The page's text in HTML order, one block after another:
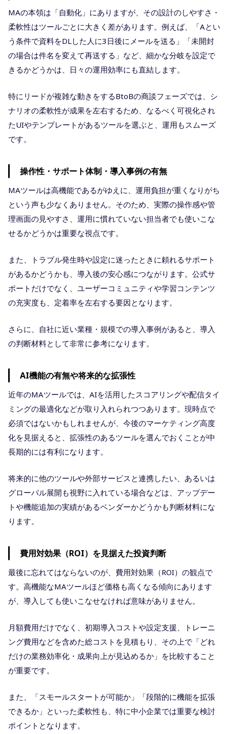
MAの本領は「自動化」にありますが、その設計のしやすさ・
柔軟性はツールごとに大きく差があります。例えば、「Aとい
う条件で資料をDLした人に3日後にメールを送る」「未開封
の場合は件名を変えて再送する」など、細かな分岐を設定で
きるかどうかは、日々の運用効率にも直結します。
特にリードが複雑な動きをするBtoBの商談フェーズでは、シ
ナリオの柔軟性が成果を左右するため、なるべく可視化され
たUIやテンプレートがあるツールを選ぶと、運用もスムーズ
です。
操作性・サポート体制・導入事例の有無
MAツールは高機能であるがゆえに、運用負担が重くなりがち
という声も少なくありません。そのため、実際の操作感や管
理画面の見やすさ、運用に慣れていない担当者でも使いこな
せるかどうかは重要な視点です。
また、トラブル発生時や設定に迷ったときに頼れるサポート
があるかどうかも、導入後の安心感につながります。公式サ
ポートだけでなく、ユーザーコミュニティや学習コンテンツ
の充実度も、定着率を左右する要因となります。
さらに、自社に近い業種・規模での導入事例があると、導入
の判断材料として非常に参考になります。
AI機能の有無や将来的な拡張性
近年のMAツールでは、AIを活用したスコアリングや配信タイ
ミングの最適化などが取り入れられつつあります。現時点で
必須ではないかもしれませんが、今後のマーケティング高度
化を見据えると、拡張性のあるツールを選んでおくことが中
長期的には有利になります。
将来的に他のツールや外部サービスと連携したい、あるいは
グローバル展開も視野に入れている場合などは、アップデー
トや機能追加の実績があるベンダーかどうかも判断材料にな
ります。
費用対効果（ROI）を見据えた投資判断
最後に忘れてはならないのが、費用対効果（ROI）の観点で
す。高機能なMAツールほど価格も高くなる傾向にあります
が、導入しても使いこなせなければ意味がありません。
月額費用だけでなく、初期導入コストや設定支援、トレーニ
ング費用などを含めた総コストを見積もり、その上で「どれ
だけの業務効率化・成果向上が見込めるか」を比較すること
が重要です。
また、「スモールスタートが可能か」「段階的に機能を拡張
できるか」といった柔軟性も、特に中小企業では重要な検討
ポイントとなります。